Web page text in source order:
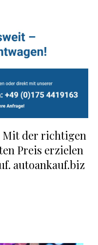
Mit der richtigen
Preis erzielen
autoankauf.biz